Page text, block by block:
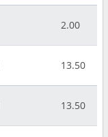
2.00
13.50
13.50